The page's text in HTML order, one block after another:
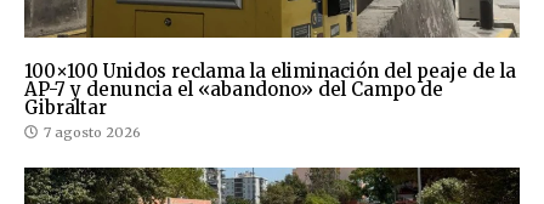
100×100 Unidos reclama la eliminación del peaje de la
AP-7 y denuncia el «abandono» del Campo de
Gibraltar
7 agosto 2026